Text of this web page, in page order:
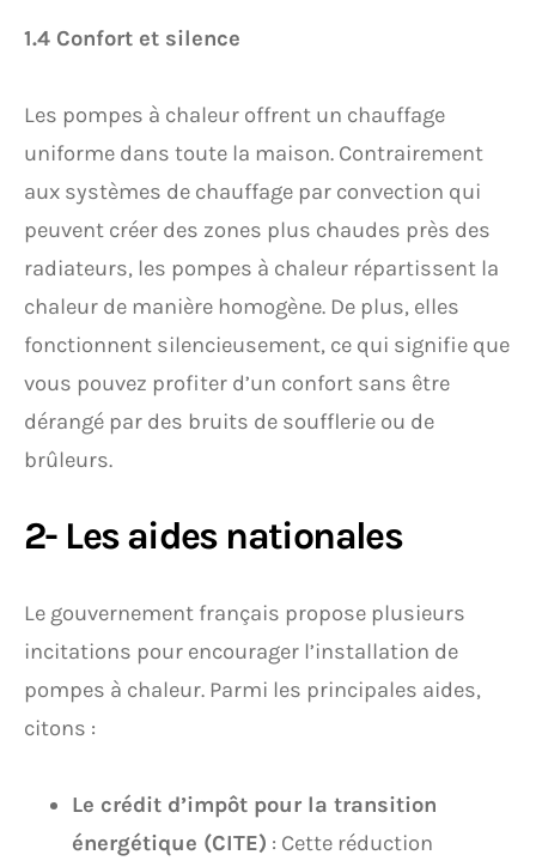
1.4 Confort et silence
Les pompes à chaleur offrent un chauffage
uniforme dans toute la maison. Contrairement
aux systèmes de chauffage par convection qui
peuvent créer des zones plus chaudes près des
radiateurs, les pompes à chaleur répartissent la
chaleur de manière homogène. De plus, elles
fonctionnent silencieusement, ce qui signifie que
vous pouvez profiter d’un confort sans être
dérangé par des bruits de soufflerie ou de
brûleurs.
2- Les aides nationales
Le gouvernement français propose plusieurs
incitations pour encourager l’installation de
pompes à chaleur. Parmi les principales aides,
citons :
Le crédit d’impôt pour la transition
énergétique (CITE) : Cette réduction